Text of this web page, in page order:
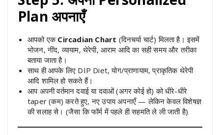
Plan अपनाएँ
आपको एक Circadian Chart (दिनचर्या चार्ट) मिलता है। इसमें
भोजन, नींद, व्यायाम, थेरेपी, आराम आदि का सही समय और तरीका
बताया जाता है।
साथ ही आपके लिए DIP Diet, योग/प्राणायाम, प्राकृतिक थेरेपी
आदि शामिल हो सकते हैं।
आप अपनी वर्तमान दवाई या दवाओं (अगर कोई हो) को धीरे-धीरे
taper (कम) करते हुए, नए उपाय अपनाएँ — लेकिन केवल विशेषज्ञ
की सलाह से। (जैसा कि फॉर्म में पहले ही सहमति ले ली जाती है)